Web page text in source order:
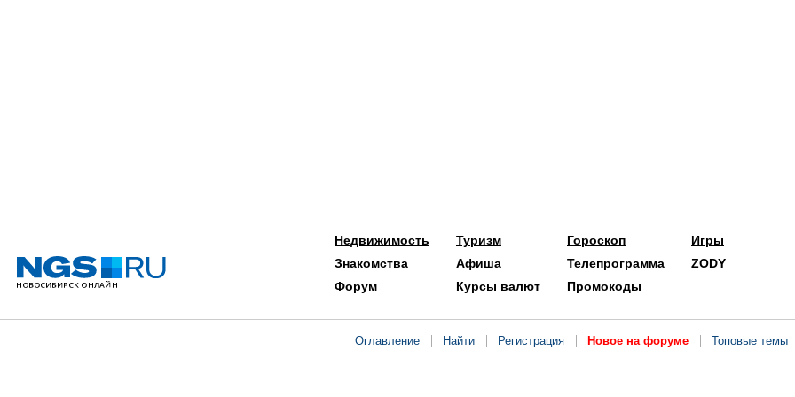
Недвижимость
Знакомства
Форум
Туризм
Афиша
Курсы валют
Гороскоп
Телепрограмма
Промокоды
Игры
ZODY
Оглавление Найти Регистрация Новое на форуме Топовые темы